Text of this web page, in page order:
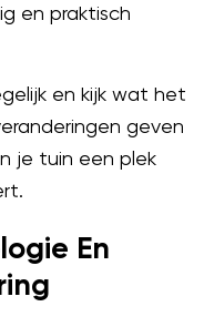
en praktisch
en kijk wat het
geven
je tuin een plek
En